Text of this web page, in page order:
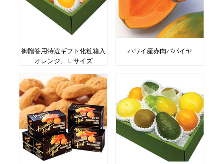
御贈答用特選ギフト化粧箱入
オレンジ、Ｌサイズ
ハワイ産赤肉パパイヤ